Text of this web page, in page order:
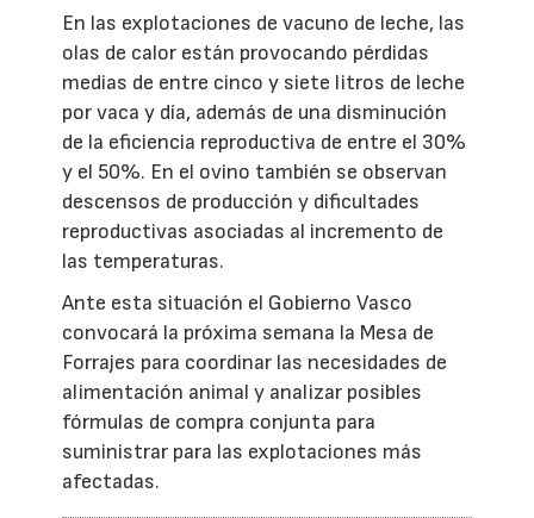
En las explotaciones de vacuno de leche, las
olas de calor están provocando pérdidas
medias de entre cinco y siete litros de leche
por vaca y día, además de una disminución
de la eficiencia reproductiva de entre el 30%
y el 50%. En el ovino también se observan
descensos de producción y dificultades
reproductivas asociadas al incremento de
las temperaturas.
Ante esta situación el Gobierno Vasco
convocará la próxima semana la Mesa de
Forrajes para coordinar las necesidades de
alimentación animal y analizar posibles
fórmulas de compra conjunta para
suministrar para las explotaciones más
afectadas.